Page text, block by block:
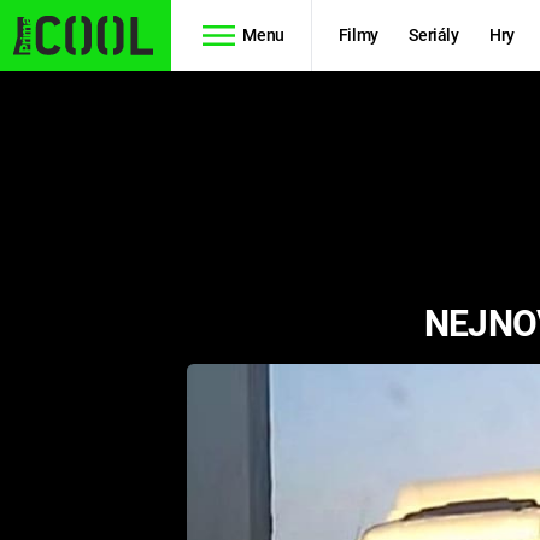
Menu Filmy Seriály Hry
RYCHLE A
ZBĚSILE 10